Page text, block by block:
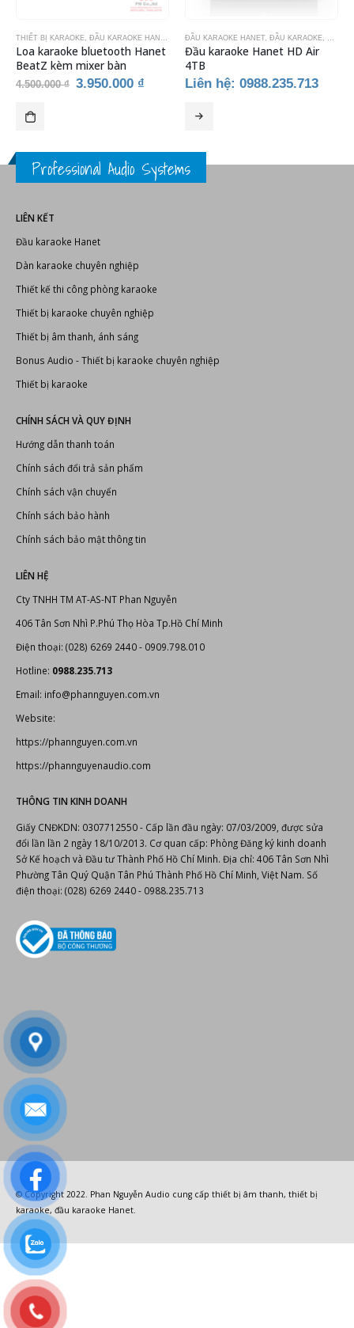
BỊ KARAOKE
THIẾT BỊ KARAOKE ĐẦU KARAOKE HANET
Loa karaoke bluetooth Hanet
BeatZ kèm mixer bàn
4.500.000₫ Giá
3.950.000 ₫Giá
ĐẦU KARAOKE HANET ĐẦU KARAOKE
Đầu karaoke Hanet HD Air
4TB
Liên hệ: 0988.235.713
Professional Audio Systems
LIÊN KẾT
Đầu karaoke Hanet
Dàn karaoke chuyên nghiệp
Thiết kế thi công phòng karaoke
Thiết bị karaoke chuyên nghiệp
Thiết bị âm thanh, ánh sáng
Bonus Audio -Thiết bị karaoke chuyên nghiệp
Thiết bị karaoke
CHÍNH SÁCH VÀ QUY ĐỊNH
Hướng dẫn thanh toán
Chính sách đổi trả sản phẩm
Chính sách vận chuyển
Chính sách bảo hành
Chính sách bảo mật thông tin
LIÊN HỆ
Cty TNHH TM AT-AS-NT Phan Nguyễn
406 Tân Sơn Nhì P.Phú Thọ Hòa Tp.Hồ Chí Minh
Điện thoại: (028) 6269 2440 - 0909.798.010
Hotline: 0988.235.713
Email: info@phannguyen.com.vn
Website:
https://phannguyen.com.vn
https://phannguyenaudio.com
THÔNG TIN KINH DOANH
Giấy CNĐKDN: 0307712550 - Cấp lần đầu ngày: 07/03/2009, được sửa
đổi lần lần 2 ngày 18/10/2013. Cơ quan cấp: Phòng Đăng ký kinh doanh
Sở Kế hoạch và Đầu tư Thành Phố Hồ Chí Minh. Địa chỉ: 406 Tân Sơn Nhì
Phường Tân Quý Quận Tân Phú Thành Phố Hồ Chí Minh, Việt Nam. Số
điện thoại: (028) 6269 2440 - 0988.235.713
© Copyright 2022. Phan Nguyễn Audio cung cấp thiết bị âm thanh, thiết bị
karaoke, đầu karaoke Hanet